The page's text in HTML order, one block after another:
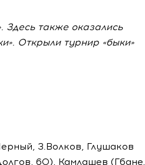
Здесь также оказались
Открыли турнир «быки»
З.Волков, Глушаков
60), Камлашев (Гбане,